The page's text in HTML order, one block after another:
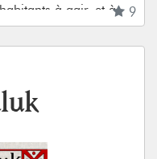
9
à agir, et à
rencontrer des
à l'univers, visiter
choses.
D100, quelque peu
empêche.